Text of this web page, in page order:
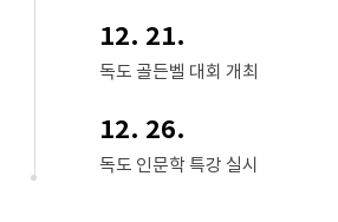
12. 21.
독도 골든벨 대회 개최
12. 26.
독도 인문학 특강 실시